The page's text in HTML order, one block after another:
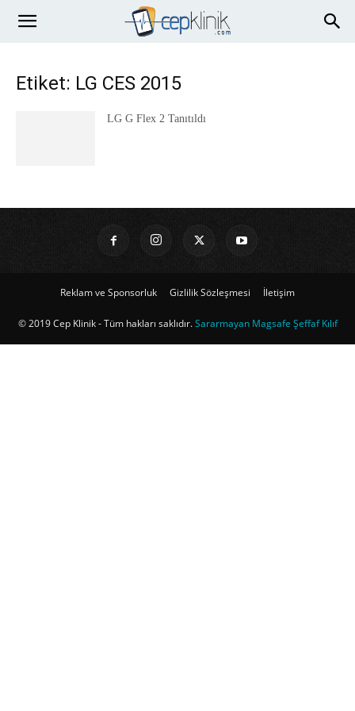
Etiket: LG CES 2015
LG G Flex 2 Tanıtıldı
Reklam ve Sponsorluk Gizlilik Sözleşmesi İletişim
© 2019 Cep Klinik - Tüm hakları saklıdır.Sararmayan Magsafe Şeffaf Kılıf